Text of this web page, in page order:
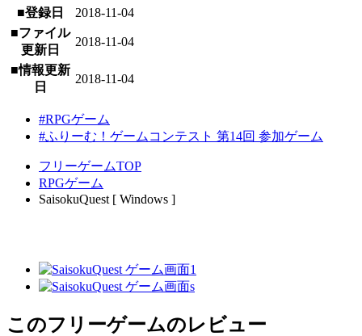
■登録日
2018-11-04
■ファイル
更新日
2018-11-04
■情報更新
日
2018-11-04
#RPGゲーム
#ふりーむ！ゲームコンテスト 第14回 参加ゲーム
フリーゲームTOP
RPGゲーム
SaisokuQuest [ Windows ]
このフリーゲームのレビュー